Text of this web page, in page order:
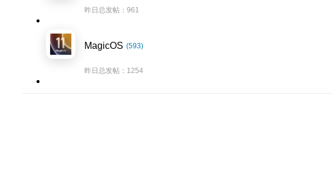
昨日总发帖：961
MagicOS (593)
昨日总发帖：1254